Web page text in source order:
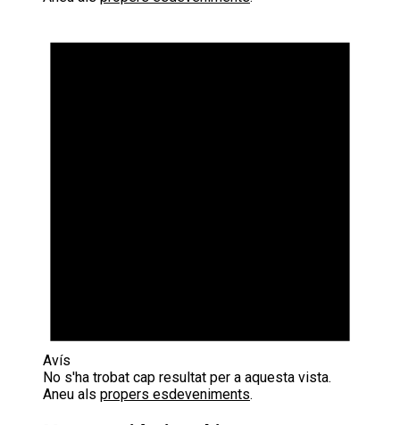
Avís
No s'ha trobat cap resultat per a aquesta vista.
Aneu als propers esdeveniments.